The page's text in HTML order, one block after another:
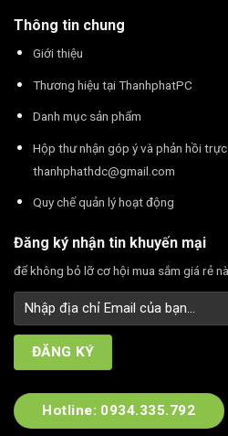
Thông tin chung
Giới thiệu
Thương hiệu tại ThanhphatPC
Danh mục sản phẩm
Hộp thư nhận góp ý và phản hồi
thanhphathdc@gmail.com
Quy chế quản lý hoạt động
Đăng ký nhận tin khuyến mại
để không bỏ lỡ cơ hội mua sắm giá rẻ
Hotline: 0934.335.792